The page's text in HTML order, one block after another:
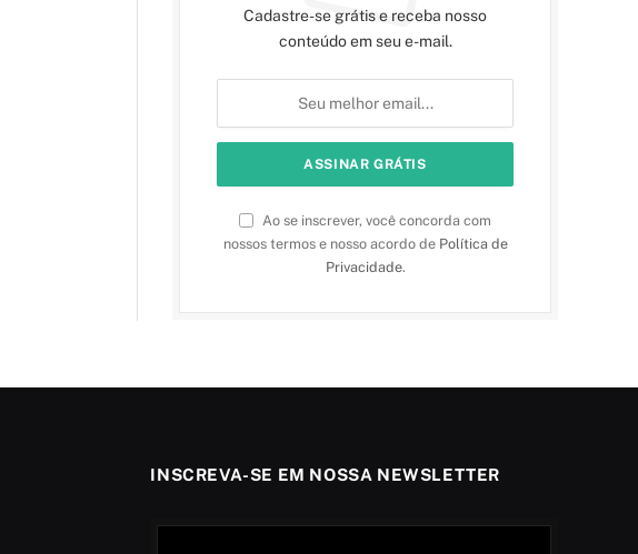
Cadastre-se grátis e receba nosso
conteúdo em seu e-mail.
Ao se inscrever, você concorda com
nossos termos e nosso acordo de Política de
Privacidade.
INSCREVA-SE EM NOSSA NEWSLETTER